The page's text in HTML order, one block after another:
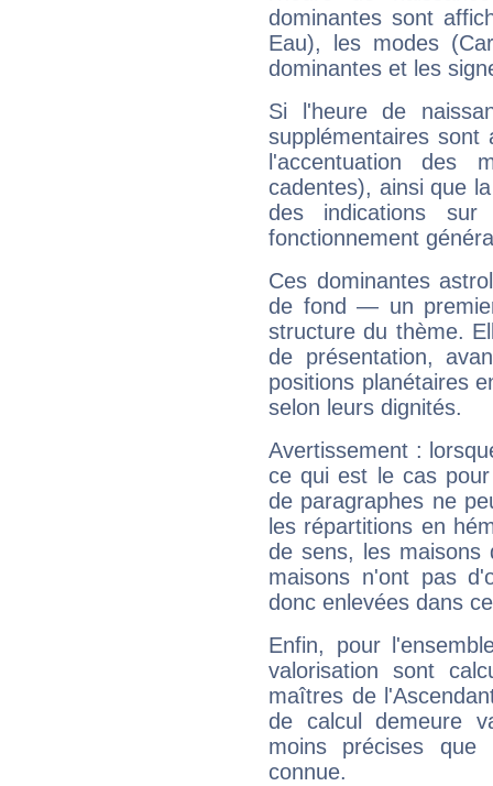
dominantes sont
Eau), les modes
dominantes et les
Si l'heure de
supplémentaires sont
l'accentuation des
cadentes), ainsi que
des indications sur
fonctionnement
Ces dominantes
de fond — un
structure du thème.
de présentation,
positions planétaires
selon leurs dignités.
Avertissement :
ce qui est le cas
de paragraphes ne
les répartitions en
de sens, les maisons
maisons n'ont pas
donc enlevées dans
Enfin, pour
valorisation sont
maîtres de
de calcul demeure
moins précises que
connue.